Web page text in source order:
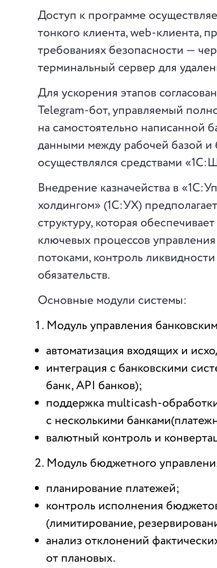
Доступ к программе
тонкого клиента, web-клиента,
требованиях безопасности —
терминальный сервер для
Для ускорения этапов
Telegram-бот, управляемый
на самостоятельно написанной
данными между рабочей базой и
осуществлялся средствами
Внедрение казначейства в
холдингом» (1С:УХ)
структуру, которая
ключевых процессов
потоками, контроль
обязательств.
Основные модули системы:
Модуль управления
автоматизация входящих и
интеграция с банковскими
банк, API банков);
поддержка multicash-
с несколькими
валютный контроль и
Модуль бюджетного
планирование платежей;
контроль исполнения
(лимитирование,
анализ отклонений
от плановых.